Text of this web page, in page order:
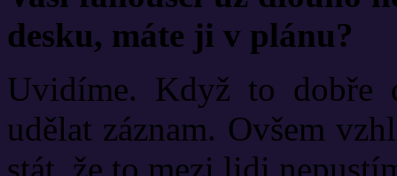
desku, máte ji v plánu?
Uvidíme. Když to dobře
udělat záznam. Ovšem
stát, že to mezi lidi